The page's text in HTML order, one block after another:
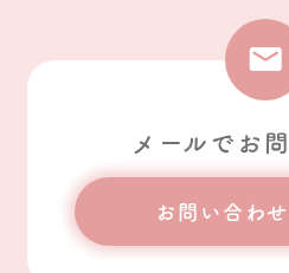
メールでお
お問い合わ